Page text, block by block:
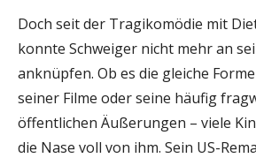
Doch seit der Tragikomödie mit
konnte Schweiger nicht mehr an
anknüpfen. Ob es die gleiche
seiner Filme oder seine häufig
öffentlichen Äußerungen – viele
die Nase voll von ihm. Sein US-